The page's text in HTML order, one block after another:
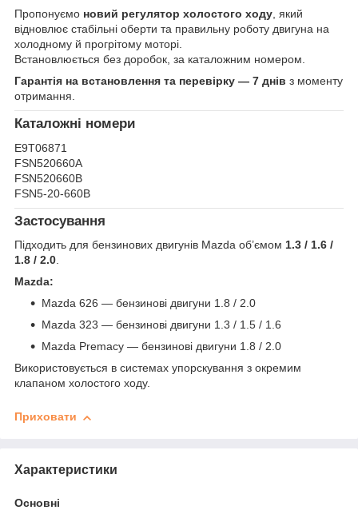
Пропонуємо новий регулятор холостого ходу , який
відновлює стабільні оберти та правильну роботу двигуна на
холодному й прогрітому моторі.
Встановлюється без доробок, за каталожним номером.
Гарантія на встановлення та перевірку — 7 днів з моменту
отримання.
Каталожні номери
E9T06871
FSN520660A
FSN520660B
FSN5-20-660B
Застосування
Підходить для бензинових двигунів Mazda об’ємом 1.3 / 1.6 /
1.8 / 2.0.
Mazda:
Mazda 626 — бензинові двигуни 1.8 / 2.0
Mazda 323 — бензинові двигуни 1.3 / 1.5 / 1.6
Mazda Premacy — бензинові двигуни 1.8 / 2.0
Використовується в системах упорскування з окремим
клапаном холостого ходу.
Приховати
Характеристики
Основні